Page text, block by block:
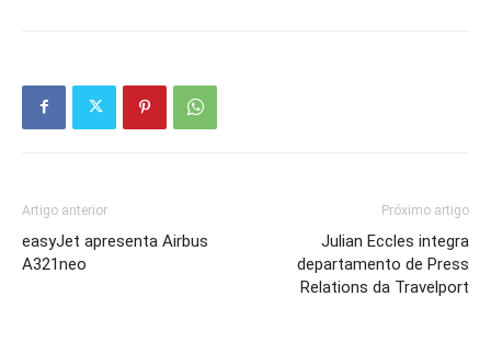
Artigo anterior
easyJet apresenta Airbus
A321neo
Próximo artigo
Julian Eccles integra
departamento de Press
Relations da Travelport